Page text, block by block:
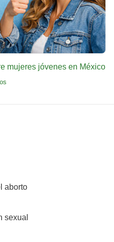
mujeres jóvenes en México
aborto
sexual